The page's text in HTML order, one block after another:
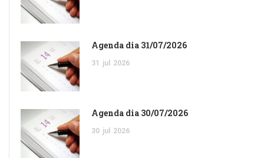
Agenda dia 31/07/2026
31 jul 2026
Agenda dia 30/07/2026
30 jul 2026